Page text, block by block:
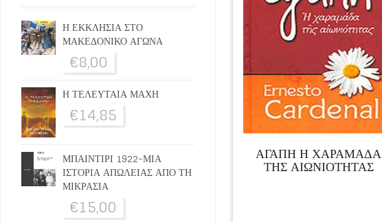
ΑΓΑΠΗ Η ΧΑΡΑΜΑΔΑ
ΤΗΣ ΑΙΩΝΙΟΤΗΤΑΣ
Η ΕΚΚΛΗΣΙΑ ΣΤΟ
ΜΑΚΕΔΟΝΙΚΟ ΑΓΩΝΑ
€8,00
Η ΤΕΛΕΥΤΑΙΑ ΜΑΧΗ
€14,85
ΜΠΑΙΝΤΙΡΙ 1922-ΜΙΑ
ΙΣΤΟΡΙΑ ΑΠΩΛΕΙΑΣ ΑΠΟ ΤΗ
ΜΙΚΡΑΣΙΑ
€15,00